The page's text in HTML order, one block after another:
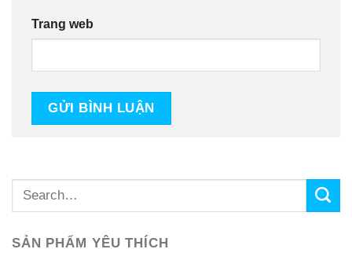
Trang web
SẢN PHẨM YÊU THÍCH